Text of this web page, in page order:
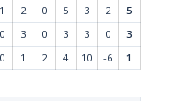
1 2 0 5 3 2
5
0 3 0 3 3 0
3
0 1 2 4 10 -6 1